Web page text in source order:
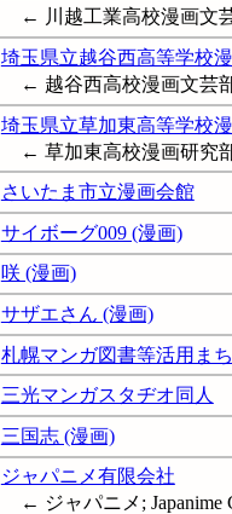
← 川越工業高校漫画文
埼玉県立越谷西高等学校
← 越谷西高校漫画文芸
埼玉県立草加東高等学校
← 草加東高校漫画研究
さいたま市立漫画会館
サイボーグ009 (漫画)
咲 (漫画)
サザエさん (漫画)
札幌マンガ図書等活用ま
三光マンガスタヂオ同人
三国志 (漫画)
ジャパニメ有限会社
← ジャパニメ; Japanime